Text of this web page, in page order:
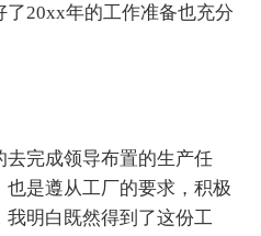
20xx年的工作准备也充分
去完成领导布置的生产任
是遵从工厂的要求，积极
明白既然得到了这份工